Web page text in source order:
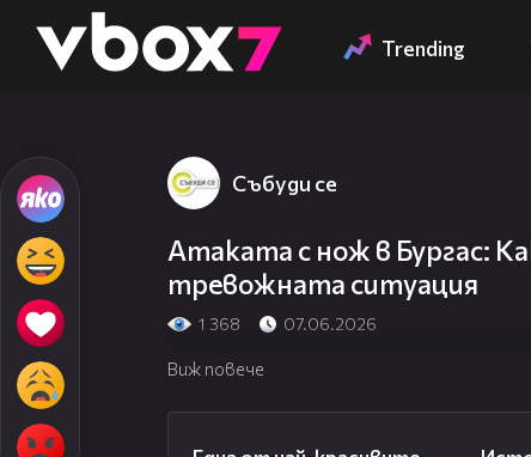
👾 Trending
Събуди се
Атаката с нож в Бургас:
тревожната ситуация
1 368 07.06.2026
Виж повече